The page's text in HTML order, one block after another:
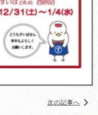
次の記事へ